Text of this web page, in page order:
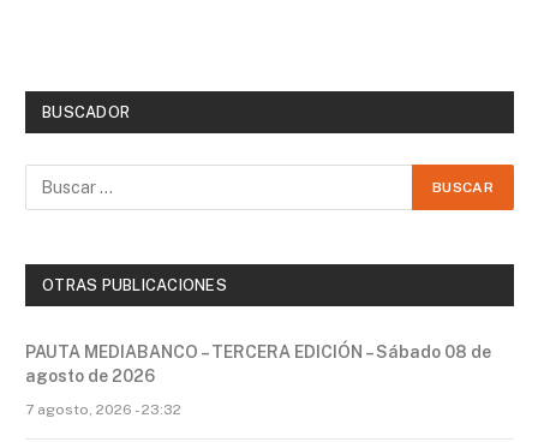
BUSCADOR
OTRAS PUBLICACIONES
PAUTA MEDIABANCO – TERCERA EDICIÓN – Sábado 08 de
agosto de 2026
7 agosto, 2026 - 23:32